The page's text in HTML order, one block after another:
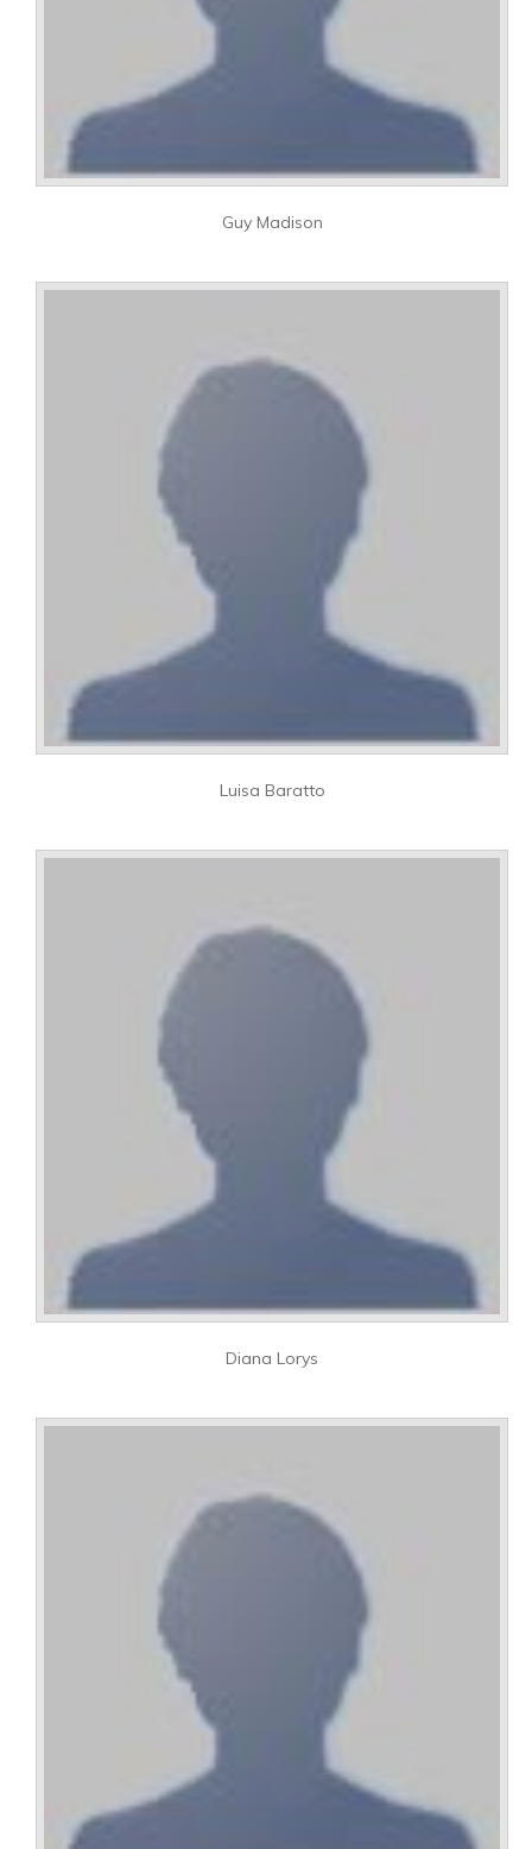
Guy Madison
Luisa Baratto
Diana Lorys